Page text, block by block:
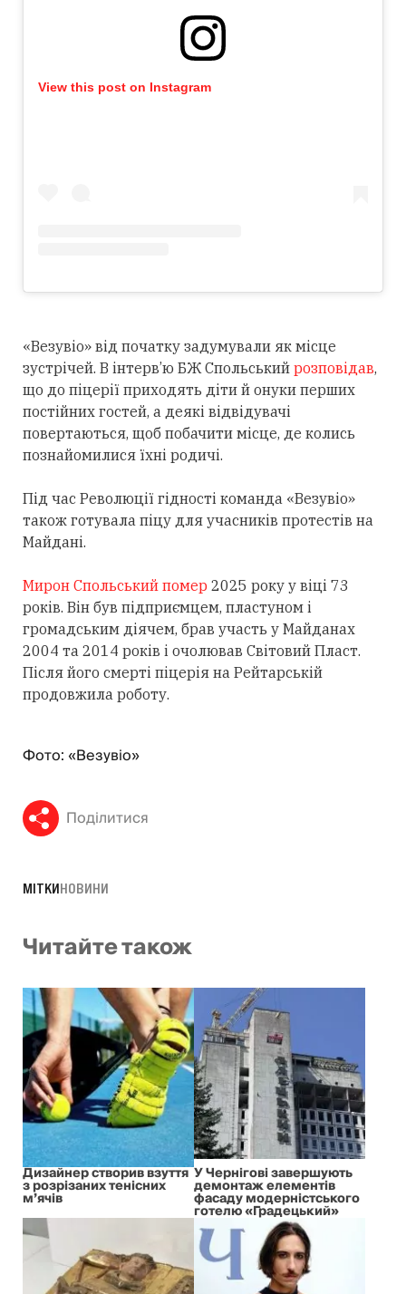
View this post on Instagram
«Везувіо» від початку задумували як місце
зустрічей. В інтерв’ю БЖ Спольський розповідав,
що до піцерії приходять діти й онуки перших
постійних гостей, а деякі відвідувачі
повертаються, щоб побачити місце, де колись
познайомилися їхні родичі.
Під час Революції гідності команда «Везувіо»
також готувала піцу для учасників протестів на
Майдані.
Мирон Спольський помер 2025 року у віці 73
років. Він був підприємцем, пластуном і
громадським діячем, брав участь у Майданах
2004 та 2014 років і очолював Світовий Пласт.
Після його смерті піцерія на Рейтарській
продовжила роботу.
Фото: «Везувіо»
Поділитися
МІТКИНОВИНИ
Читайте також
Дизайнер створив взуття
з розрізаних тенісних
м’ячів
У Чернігові завершують
демонтаж елементів
фасаду модерністського
готелю «Градецький»